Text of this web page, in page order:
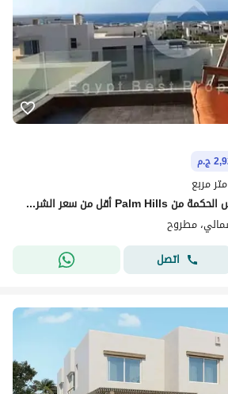
ج.م
شقة غرفتين للبيع في رأس الحكمة من Palm Hills أقل من سعر الشركة بأقساط سنوية وحدة كورنر و لوكيشن مميز داخل المشروع.
مطروح
اتصل